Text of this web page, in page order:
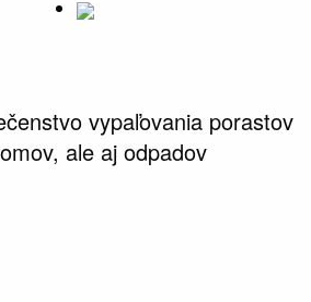
vypaľovania porastov
ale aj odpadov